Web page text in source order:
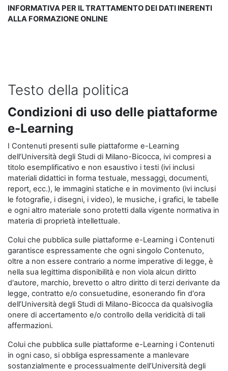
INFORMATIVA PER IL TRATTAMENTO DEI DATI INERENTI
ALLA FORMAZIONE ONLINE
Testo della politica
Condizioni di uso delle piattaforme
e-Learning
I Contenuti presenti sulle piattaforme e-Learning
dell’Università degli Studi di Milano-Bicocca, ivi compresi a
titolo esemplificativo e non esaustivo i testi (ivi inclusi
materiali didattici in forma testuale, messaggi, documenti,
report, ecc.), le immagini statiche e in movimento (ivi inclusi
le fotografie, i disegni, i video), le musiche, i grafici, le tabelle
e ogni altro materiale sono protetti dalla vigente normativa in
materia di proprietà intellettuale.
Colui che pubblica sulle piattaforme e-Learning i Contenuti
garantisce espressamente che ogni singolo Contenuto,
oltre a non essere contrario a norme imperative di legge, è
nella sua legittima disponibilità e non viola alcun diritto
d'autore, marchio, brevetto o altro diritto di terzi derivante da
legge, contratto e/o consuetudine, esonerando fin d'ora
dell’Università degli Studi di Milano-Bicocca da qualsivoglia
onere di accertamento e/o controllo della veridicità di tali
affermazioni.
Colui che pubblica sulle piattaforme e-Learning i Contenuti
in ogni caso, si obbliga espressamente a manlevare
sostanzialmente e processualmente dell’Università degli